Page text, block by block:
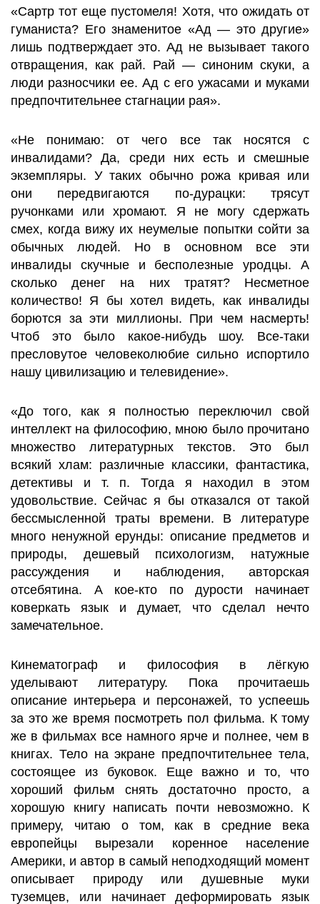
«Сартр тот еще пустомеля! Хотя, что ожидать от
гуманиста? Его знаменитое «Ад — это другие»
лишь подтверждает это. Ад не вызывает такого
отвращения, как рай. Рай — синоним скуки, а
люди разносчики ее. Ад с его ужасами и муками
предпочтительнее стагнации рая».
«Не понимаю: от чего все так носятся с
инвалидами? Да, среди них есть и смешные
экземпляры. У таких обычно рожа кривая или
они передвигаются по-дурацки: трясут
ручонками или хромают. Я не могу сдержать
смех, когда вижу их неумелые попытки сойти за
обычных людей. Но в основном все эти
инвалиды скучные и бесполезные уродцы. А
сколько денег на них тратят? Несметное
количество! Я бы хотел видеть, как инвалиды
борются за эти миллионы. При чем насмерть!
Чтоб это было какое-нибудь шоу. Все-таки
пресловутое человеколюбие сильно испортило
нашу цивилизацию и телевидение».
«До того, как я полностью переключил свой
интеллект на философию, мною было прочитано
множество литературных текстов. Это был
всякий хлам: различные классики, фантастика,
детективы и т. п. Тогда я находил в этом
удовольствие. Сейчас я бы отказался от такой
бессмысленной траты времени. В литературе
много ненужной ерунды: описание предметов и
природы, дешевый психологизм, натужные
рассуждения и наблюдения, авторская
отсебятина. А кое-кто по дурости начинает
коверкать язык и думает, что сделал нечто
замечательное.
Кинематограф и философия в лёгкую
уделывают литературу. Пока прочитаешь
описание интерьера и персонажей, то успеешь
за это же время посмотреть пол фильма. К тому
же в фильмах все намного ярче и полнее, чем в
книгах. Тело на экране предпочтительнее тела,
состоящее из буковок. Еще важно и то, что
хороший фильм снять достаточно просто, а
хорошую книгу написать почти невозможно. К
примеру, читаю о том, как в средние века
европейцы вырезали коренное население
Америки, и автор в самый неподходящий момент
описывает природу или душевные муки
туземцев, или начинает деформировать язык